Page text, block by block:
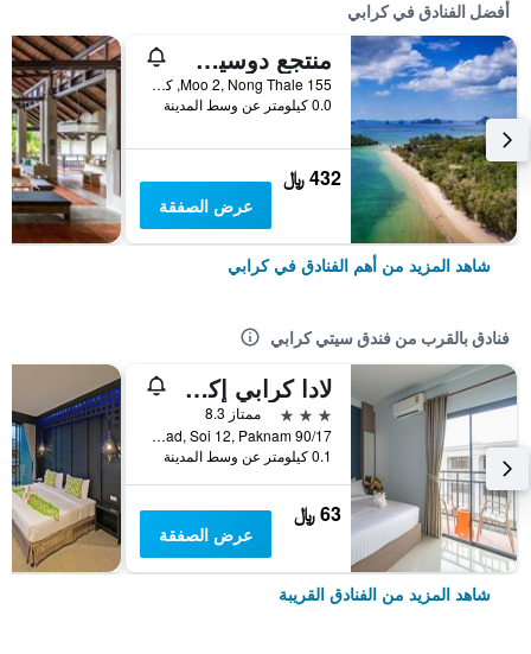
أفضل الفنادق في كرابي
منتجع دوسيت ثاني كرابي بيتش
155 Moo 2, Nong Thale, كرابي, تايلاند
0.0 كيلومتر عن وسط المدينة
432 ﷼
عرض الصفقة
شاهد المزيد من أهم الفنادق في كرابي
فنادق بالقرب من فندق سيتي كرابي
لادا كرابي إكسبريس
3 نجوم
ممتاز 8.3
90/17 Maharach Road, Soi 12, Paknam, كرابي, تايلاند
0.1 كيلومتر عن وسط المدينة
63 ﷼
عرض الصفقة
شاهد المزيد من الفنادق القريبة